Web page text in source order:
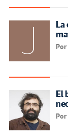
La
Por
El
Por